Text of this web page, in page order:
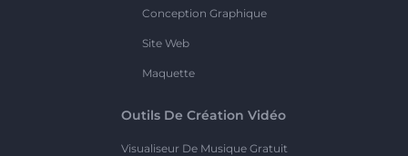
Conception Graphique
Site Web
Maquette
Outils De Création Vidéo
Visualiseur De Musique Gratuit